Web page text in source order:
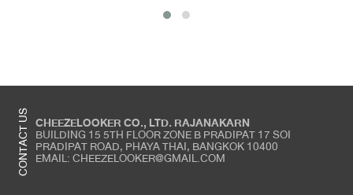
CONTACT US CHEEZELOOKER CO., LTD. RAJANAKARN
BUILDING 15 5TH FLOOR ZONE B PRADIPAT 17 SOI
PRADIPAT ROAD, PHAYA THAI, BANGKOK 10400
EMAIL: CHEEZELOOKER@GMAIL.COM